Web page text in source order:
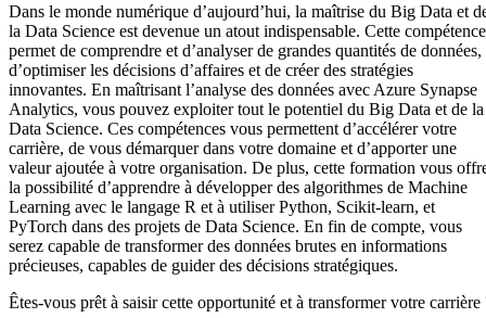
Dans le monde numérique d’aujourd’hui, la maîtrise du Big Data et
la Data Science est devenue un atout indispensable. Cette compétence
permet de comprendre et d’analyser de grandes quantités de données,
d’optimiser les décisions d’affaires et de créer des stratégies
innovantes. En maîtrisant l’analyse des données avec Azure Synapse
Analytics, vous pouvez exploiter tout le potentiel du Big Data et de la
Data Science. Ces compétences vous permettent d’accélérer votre
carrière, de vous démarquer dans votre domaine et d’apporter une
valeur ajoutée à votre organisation. De plus, cette formation vous
la possibilité d’apprendre à développer des algorithmes de Machine
Learning avec le langage R et à utiliser Python, Scikit-learn, et
PyTorch dans des projets de Data Science. En fin de compte, vous
serez capable de transformer des données brutes en informations
précieuses, capables de guider des décisions stratégiques.
Êtes-vous prêt à saisir cette opportunité et à transformer votre carrière